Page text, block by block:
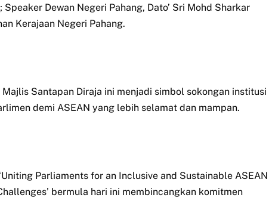
Dewan Negeri Pahang, Dato’ Sri Mohd Sharkar
Kerajaan Negeri Pahang.
Santapan Diraja ini menjadi simbol sokongan institusi
demi ASEAN yang lebih selamat dan mampan.
Parliaments for an Inclusive and Sustainable ASEAN
bermula hari ini membincangkan komitmen